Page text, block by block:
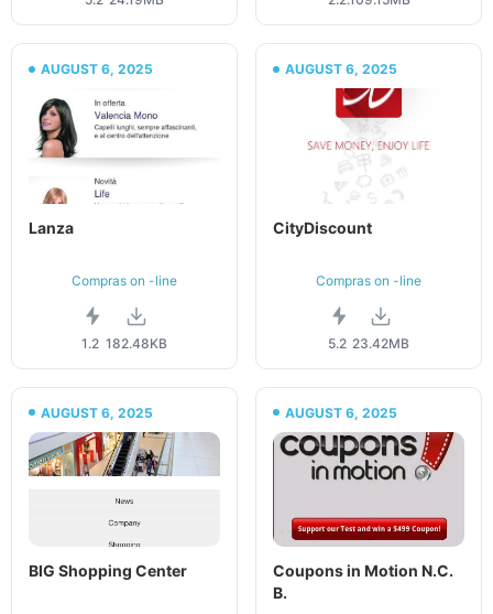
AUGUST 6, 2025
Lanza
Compras on -line
1.2 182.48KB
AUGUST 6, 2025
CityDiscount
Compras on -line
5.2 23.42MB
AUGUST 6, 2025
BIG Shopping Center
AUGUST 6, 2025
Coupons in Motion N.C.
B.